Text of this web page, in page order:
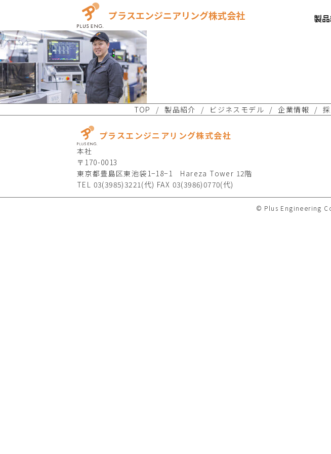
プラスエンジニアリング株式会社 製
TOP 製品紹介 ビジネスモデル 企業情報
プラスエンジニアリング株式会社
本社
〒170-0013
東京都豊島区東池袋1−18−1 Hareza Tower 12階
TEL 03(3985)3221(代) FAX 03(3986)0770(代)
© Plus Engineering